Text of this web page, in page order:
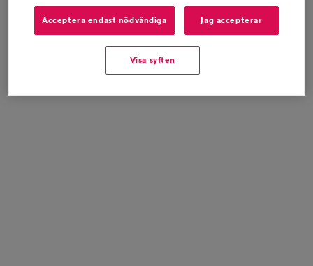
Acceptera endast nödvändiga Jag accepterar
Visa syften